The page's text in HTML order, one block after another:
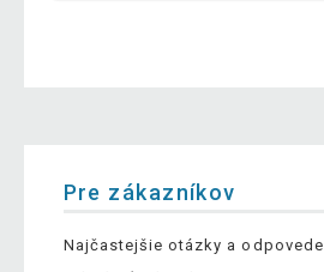
Pre zákazníkov
Najčastejšie otázky a odpovede